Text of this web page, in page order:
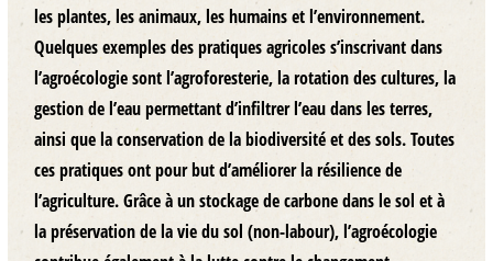
les plantes, les animaux, les humains et l’environnement.
Quelques exemples des pratiques agricoles s’inscrivant dans
l’agroécologie sont l’agroforesterie, la rotation des cultures, la
gestion de l’eau permettant d’infiltrer l’eau dans les terres,
ainsi que la conservation de la biodiversité et des sols. Toutes
ces pratiques ont pour but d’améliorer la résilience de
l’agriculture. Grâce à un stockage de carbone dans le sol et à
la préservation de la vie du sol (non-labour), l’agroécologie